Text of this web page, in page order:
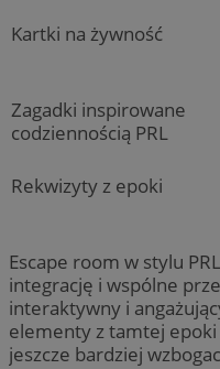
Kartki na żywność
Zagadki inspirowane
codziennością PRL
Rekwizyty z epoki
Escape room w stylu
integrację i wspólne
interaktywny i
elementy z tamtej epoki
jeszcze bardziej